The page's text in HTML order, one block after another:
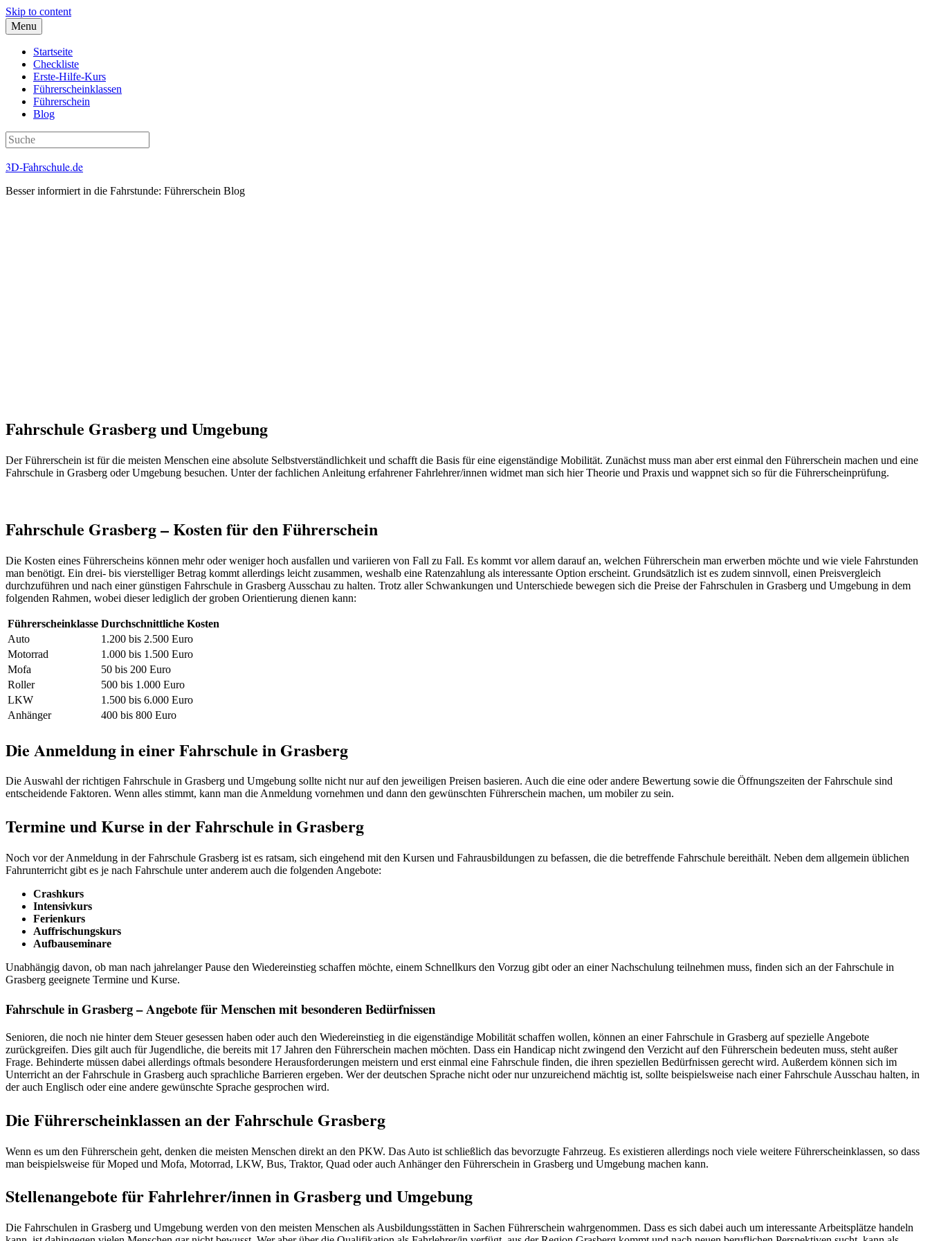
Skip to content
Menu
Startseite
Checkliste
Erste-Hilfe-Kurs
Führerscheinklassen
Führerschein
Blog
3D-Fahrschule.de
Besser informiert in die Fahrstunde: Führerschein Blog
Fahrschule Grasberg und Umgebung
Der Führerschein ist für die meisten Menschen eine absolute Selbstverständlichkeit und schafft die Basis für eine eigenständige Mobilität. Zunächst muss man aber erst einmal den Führerschein machen und eine
Fahrschule in Grasberg oder Umgebung besuchen. Unter der fachlichen Anleitung erfahrener Fahrlehrer/innen widmet man sich hier Theorie und Praxis und wappnet sich so für die Führerscheinprüfung.
Fahrschule Grasberg – Kosten für den Führerschein
Die Kosten eines Führerscheins können mehr oder weniger hoch ausfallen und variieren von Fall zu Fall. Es kommt vor allem darauf an, welchen Führerschein man erwerben möchte und wie viele Fahrstunden
man benötigt. Ein drei- bis vierstelliger Betrag kommt allerdings leicht zusammen, weshalb eine Ratenzahlung als interessante Option erscheint. Grundsätzlich ist es zudem sinnvoll, einen Preisvergleich
durchzuführen und nach einer günstigen Fahrschule in Grasberg Ausschau zu halten. Trotz aller Schwankungen und Unterschiede bewegen sich die Preise der Fahrschulen in Grasberg und Umgebung in dem
folgenden Rahmen, wobei dieser lediglich der groben Orientierung dienen kann:
Führerscheinklasse Durchschnittliche Kosten
Auto
1.200 bis 2.500 Euro
Motorrad
1.000 bis 1.500 Euro
Mofa
50 bis 200 Euro
Roller
500 bis 1.000 Euro
LKW
1.500 bis 6.000 Euro
Anhänger
400 bis 800 Euro
Die Anmeldung in einer Fahrschule in Grasberg
Die Auswahl der richtigen Fahrschule in Grasberg und Umgebung sollte nicht nur auf den jeweiligen Preisen basieren. Auch die eine oder andere Bewertung sowie die Öffnungszeiten der Fahrschule sind
entscheidende Faktoren. Wenn alles stimmt, kann man die Anmeldung vornehmen und dann den gewünschten Führerschein machen, um mobiler zu sein.
Termine und Kurse in der Fahrschule in Grasberg
Noch vor der Anmeldung in der Fahrschule Grasberg ist es ratsam, sich eingehend mit den Kursen und Fahrausbildungen zu befassen, die die betreffende Fahrschule bereithält. Neben dem allgemein üblichen
Fahrunterricht gibt es je nach Fahrschule unter anderem auch die folgenden Angebote:
Crashkurs
Intensivkurs
Ferienkurs
Auffrischungskurs
Aufbauseminare
Unabhängig davon, ob man nach jahrelanger Pause den Wiedereinstieg schaffen möchte, einem Schnellkurs den Vorzug gibt oder an einer Nachschulung teilnehmen muss, finden sich an der Fahrschule in
Grasberg geeignete Termine und Kurse.
Fahrschule in Grasberg – Angebote für Menschen mit besonderen Bedürfnissen
Senioren, die noch nie hinter dem Steuer gesessen haben oder auch den Wiedereinstieg in die eigenständige Mobilität schaffen wollen, können an einer Fahrschule in Grasberg auf spezielle Angebote
zurückgreifen. Dies gilt auch für Jugendliche, die bereits mit 17 Jahren den Führerschein machen möchten. Dass ein Handicap nicht zwingend den Verzicht auf den Führerschein bedeuten muss, steht außer
Frage. Behinderte müssen dabei allerdings oftmals besondere Herausforderungen meistern und erst einmal eine Fahrschule finden, die ihren speziellen Bedürfnissen gerecht wird. Außerdem können sich im
Unterricht an der Fahrschule in Grasberg auch sprachliche Barrieren ergeben. Wer der deutschen Sprache nicht oder nur unzureichend mächtig ist, sollte beispielsweise nach einer Fahrschule Ausschau halten, in
der auch Englisch oder eine andere gewünschte Sprache gesprochen wird.
Die Führerscheinklassen an der Fahrschule Grasberg
Wenn es um den Führerschein geht, denken die meisten Menschen direkt an den PKW. Das Auto ist schließlich das bevorzugte Fahrzeug. Es existieren allerdings noch viele weitere Führerscheinklassen, so dass
man beispielsweise für Moped und Mofa, Motorrad, LKW, Bus, Traktor, Quad oder auch Anhänger den Führerschein in Grasberg und Umgebung machen kann.
Stellenangebote für Fahrlehrer/innen in Grasberg und Umgebung
Die Fahrschulen in Grasberg und Umgebung werden von den meisten Menschen als Ausbildungsstätten in Sachen Führerschein wahrgenommen. Dass es sich dabei auch um interessante Arbeitsplätze handeln